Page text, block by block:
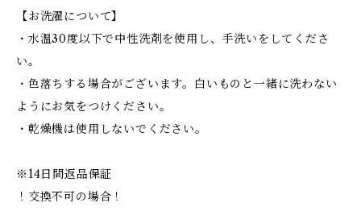
【お洗濯について】
・水温30度以下で中性洗剤を使用し、手洗いをしてくださ
い。
・色落ちする場合がございます。白いものと一緒に洗わない
ようにお気をつけください。
・乾燥機は使用しないでください。
※14日間返品保証
！交換不可の場合！